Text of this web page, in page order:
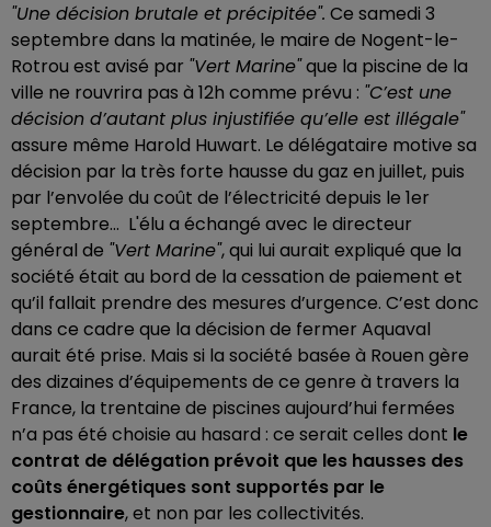
"Une décision brutale et précipitée". Ce samedi 3
septembre dans la matinée, le maire de Nogent-le-
Rotrou est avisé par "Vert Marine"que la piscine de la
ville ne rouvrira pas à 12h comme prévu : "C’est une
décision d’autant plus injustifiée qu’elle est illégale"
assure même Harold Huwart. Le délégataire motive sa
décision par la très forte hausse du gaz en juillet, puis
par l’envolée du coût de l’électricité depuis le 1er
septembre... L'élu a échangé avec le directeur
général de "Vert Marine", qui lui aurait expliqué que la
société était au bord de la cessation de paiement et
qu’il fallait prendre des mesures d’urgence. C’est donc
dans ce cadre que la décision de fermer Aquaval
aurait été prise. Mais si la société basée à Rouen gère
des dizaines d’équipements de ce genre à travers la
France, la trentaine de piscines aujourd’hui fermées
n’a pas été choisie au hasard : ce serait celles dont le
contrat de délégation prévoit que les hausses des
coûts énergétiques sont supportés par le
gestionnaire,et non par les collectivités.